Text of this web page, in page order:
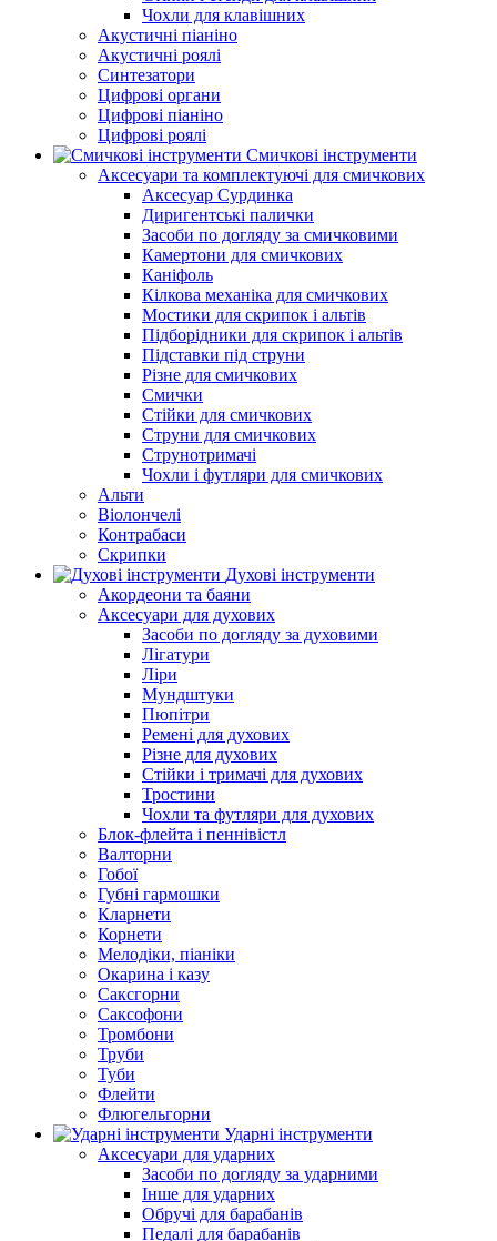
Чохли для клавішних
Акустичні піаніно
Акустичні роялі
Синтезатори
Цифрові органи
Цифрові піаніно
Цифрові роялі
Смичкові інструменти
Аксесуари та комплектуючі для смичкових
Аксесуар Сурдинка
Диригентські палички
Засоби по догляду за смичковими
Камертони для смичкових
Каніфоль
Кілкова механіка для смичкових
Мостики для скрипок і альтів
Підборiдники для скрипок і альтів
Підставки під струни
Різне для смичкових
Смички
Стійки для смичкових
Струни для смичкових
Струнотримачі
Чохли і футляри для смичкових
Альти
Віолончелі
Контрабаси
Скрипки
Духові інструменти
Акордеони та баяни
Аксесуари для духових
Засоби по догляду за духовими
Лігатури
Ліри
Мундштуки
Пюпітри
Ремені для духових
Різне для духових
Стійки і тримачі для духових
Тростини
Чохли та футляри для духових
Блок-флейта і пеннівістл
Валторни
Гобої
Губні гармошки
Кларнети
Корнети
Мелодіки, піаніки
Окарина і казу
Саксгорни
Саксофони
Тромбони
Труби
Туби
Флейти
Флюгельгорни
Ударні інструменти
Аксесуари для ударних
Засоби по догляду за ударними
Інше для ударних
Обручі для барабанів
Педалі для барабанів